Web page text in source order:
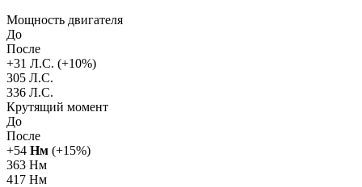
Мощность двигателя
До
После
+31 Л.С. (+10%)
305 Л.С.
336 Л.С.
Крутящий момент
До
После
+54 Нм (+15%)
363 Нм
417 Нм